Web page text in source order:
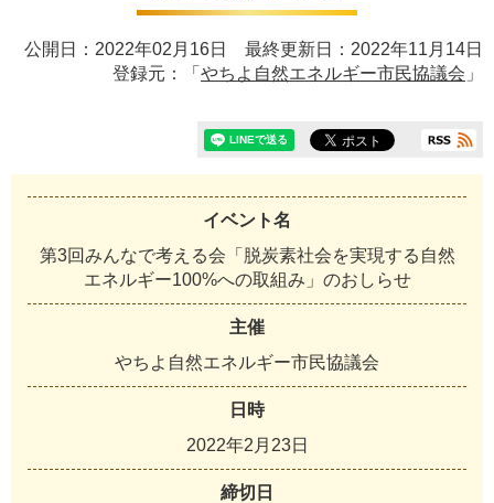
公開日：2022年02月16日 最終更新日：2022年11月14日
登録元：「 やちよ自然エネルギー市民協議会 」
イベント名
第3回みんなで考える会「脱炭素社会を実現する自然
エネルギー100%への取組み」のおしらせ
主催
やち よ 自然エネルギー市民協議会
日時
2022年2 月 23日
締切日